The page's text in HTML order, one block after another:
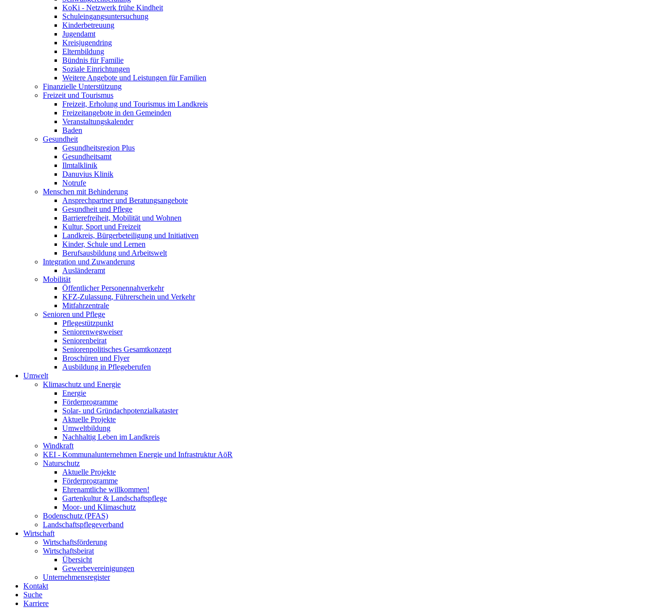
KoKi - Netzwerk frühe Kindheit
Schuleingangsuntersuchung
Kinderbetreuung
Jugendamt
Kreisjugendring
Elternbildung
Bündnis für Familie
Soziale Einrichtungen
Weitere Angebote und Leistungen für Familien
Finanzielle Unterstützung
Freizeit und Tourismus
Freizeit, Erholung und Tourismus im Landkreis
Freizeitangebote in den Gemeinden
Veranstaltungskalender
Baden
Gesundheit
Gesundheitsregion Plus
Gesundheitsamt
Ilmtalklinik
Danuvius Klinik
Notrufe
Menschen mit Behinderung
Ansprechpartner und Beratungsangebote
Gesundheit und Pflege
Barrierefreiheit, Mobilität und Wohnen
Kultur, Sport und Freizeit
Landkreis, Bürgerbeteiligung und Initiativen
Kinder, Schule und Lernen
Berufsausbildung und Arbeitswelt
Integration und Zuwanderung
Ausländeramt
Mobilität
Öffentlicher Personennahverkehr
KFZ-Zulassung, Führerschein und Verkehr
Mitfahrzentrale
Senioren und Pflege
Pflegestützpunkt
Seniorenwegweiser
Seniorenbeirat
Seniorenpolitisches Gesamtkonzept
Broschüren und Flyer
Ausbildung in Pflegeberufen
Umwelt
Klimaschutz und Energie
Energie
Förderprogramme
Solar- und Gründachpotenzialkataster
Aktuelle Projekte
Umweltbildung
Nachhaltig Leben im Landkreis
Windkraft
KEI - Kommunalunternehmen Energie und Infrastruktur AöR
Naturschutz
Aktuelle Projekte
Förderprogramme
Ehrenamtliche willkommen!
Gartenkultur & Landschaftspflege
Moor- und Klimaschutz
Bodenschutz (PFAS)
Landschaftspflegeverband
Wirtschaft
Wirtschaftsförderung
Wirtschaftsbeirat
Übersicht
Gewerbevereinigungen
Unternehmensregister
Kontakt
Suche
Karriere